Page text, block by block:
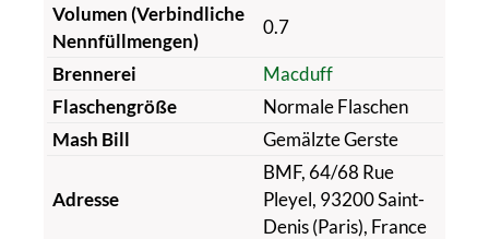
Volumen (Verbindliche
Nennfüllmengen)
0.7
Brennerei
Macduff
Flaschengröße
Normale Flaschen
Mash Bill
Gemälzte Gerste
Adresse
BMF, 64/68 Rue
Pleyel, 93200 Saint-
Denis (Paris), France